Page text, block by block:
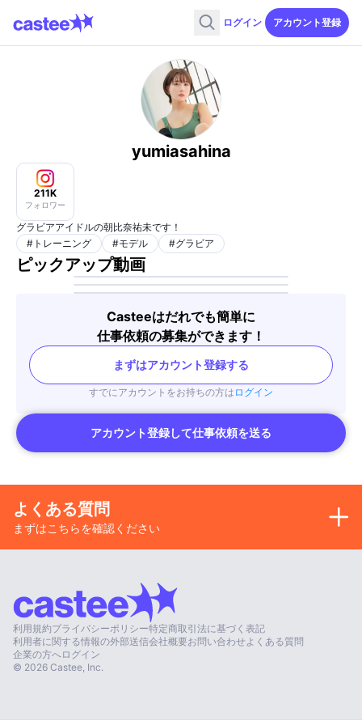
ログイン アカウント登録
yumiasahina
211K
フォロワー
グラビアアイドルの朝比奈祐未です！
# トレーニング #モデル #グラビア
ピックアップ動画
Casteeはだれでも簡単に
仕事依頼の募集ができます！
まずはアカウント登録する
すでにアカウントをお持ちの方は ログイン
アカウント登録して仕事依頼を送る
よくある質問
まずはこちらを確認ください
利用規約プライバシーポリシー特定商取引法に基づく表記
利用者に関する情報の外部送信会社概要お問い合わせ よくある質問
企業の方へログイン
© 2026 Castee, Inc.